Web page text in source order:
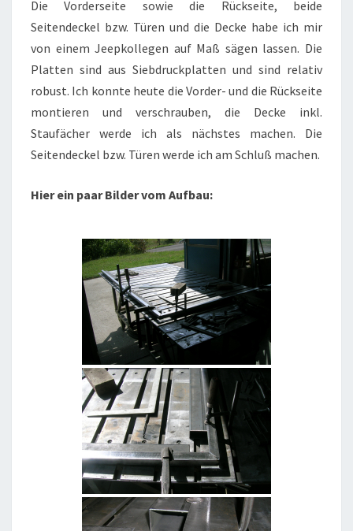
Die Vorderseite sowie die Rückseite, beide
Seitendeckel bzw. Türen und die Decke habe ich mir
von einem Jeepkollegen auf Maß sägen lassen. Die
Platten sind aus Siebdruckplatten und sind relativ
robust. Ich konnte heute die Vorder- und die Rückseite
montieren und verschrauben, die Decke inkl.
Staufächer werde ich als nächstes machen. Die
Seitendeckel bzw. Türen werde ich am Schluß machen.
Hier ein paar Bilder vom Aufbau: